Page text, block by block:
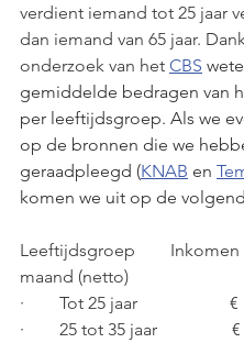
verdient iemand tot 25 jaar
dan iemand van 65 jaar.
onderzoek van het CBS
gemiddelde bedragen van
per leeftijdsgroep. Als we
op de bronnen die we
geraadpleegd (KNAB en
komen we uit op de
Leeftijdsgroep        Inkomen
maand (netto)
·        Tot 25 jaar                     €
·        25 tot 35 jaar